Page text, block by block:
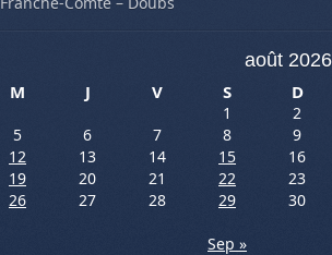
août 2026
M J V S D
1
2
5 6 7 8
9
12 13 14 15
16
19 20 21 22
23
26 27 28 29
30
Sep »